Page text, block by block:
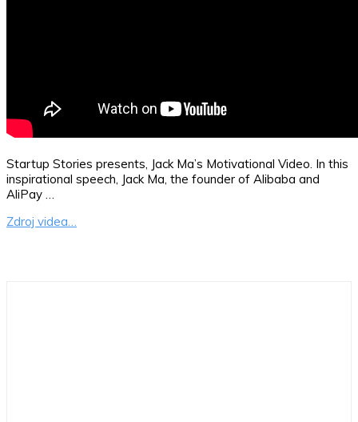
Startup Stories presents, Jack Ma’s Motivational Video. In this
inspirational speech, Jack Ma, the founder of Alibaba and
AliPay …
Zdroj videa…